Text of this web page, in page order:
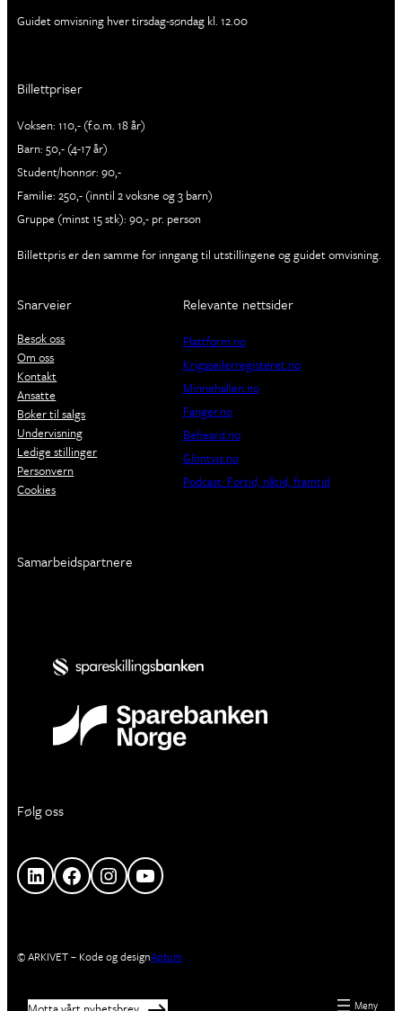
Guidet omvisning hver tirsdag-søndag kl. 12.00
Billettpriser
Voksen: 110,- (f.o.m. 18 år)
Barn: 50,- (4-17 år)
Student/honnør: 90,-
Familie: 250,- (inntil 2 voksne og 3 barn)
Gruppe (minst 15 stk): 90,- pr. person
Billettpris er den samme for inngang til utstillingene og guidet omvisning.
Snarveier
Besøk oss
Om oss
Kontakt
Ansatte
Bøker til salgs
Undervisning
Ledige stillinger
Personvern
Cookies
Relevante nettsider
Plattform.no
Krigsseilerregisteret.no
Minnehallen.no
Fanger.no
Beheard.no
Glimtvis.no
Podcast: Fortid, nåtid, framtid
Samarbeidspartnere
Følg oss
LinkedIn Facebook Instagram YouTube
© ARKIVET – Kode og designAptum